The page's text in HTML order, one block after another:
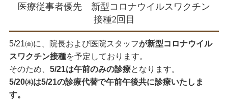
医療従事者優先 新型コロナウイルスワクチン
接種2回目
5/21㈮に、院長および医院スタッフが新型コロナウイル
スワクチン接種を予定しております。
そのため、 5/21は午前のみの診療となります。
5/20㈭は5/21の診療代替で午前午後共に診療いたしま
す。